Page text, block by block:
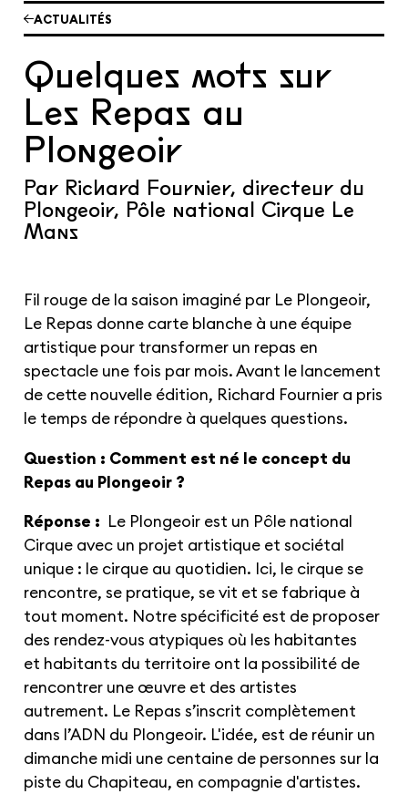
ACTUALITÉS
Quelques mots sur
Les Repas au
Plongeoir
Par Richard Fournier, directeur du
Plongeoir, Pôle national Cirque Le
Mans
Fil rouge de la saison imaginé par Le Plongeoir,
Le Repas donne carte blanche à une équipe
artistique pour transformer un repas en
spectacle une fois par mois. Avant le lancement
de cette nouvelle édition, Richard Fournier a pris
le temps de répondre à quelques questions.
Question : Comment est né le concept du
Repas au Plongeoir ?
Réponse : Le Plongeoir est un Pôle national
Cirque avec un projet artistique et sociétal
unique : le cirque au quotidien. Ici, le cirque se
rencontre, se pratique, se vit et se fabrique à
tout moment. Notre spécificité est de proposer
des rendez-vous atypiques où les habitantes
et habitants du territoire ont la possibilité de
rencontrer une œuvre et des artistes
autrement. Le Repas s’inscrit complètement
dans l’ADN du Plongeoir. L'idée, est de réunir un
dimanche midi une centaine de personnes sur la
piste du Chapiteau, en compagnie d'artistes.
Les cours hebdos
Le Festival
Infos pratiques
RessourcesEspace presse/pros
Cartes cadeauxContactez-nous !
S'abonner à la newsletter